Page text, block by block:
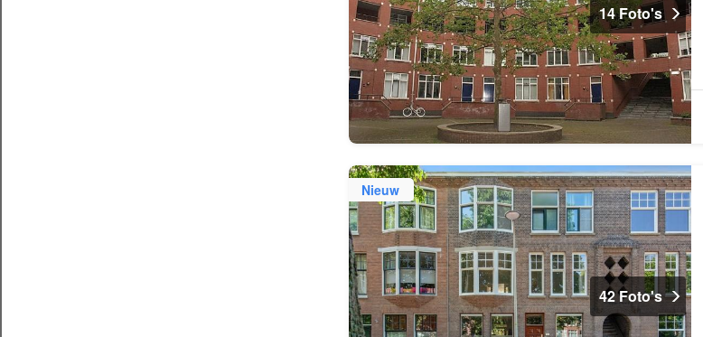
14 Foto's
Nieuw
42 Foto's